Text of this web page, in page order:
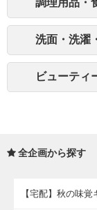
調理用品・
洗面・洗濯
ビューティ
全企画から探す
【宅配】秋の味覚